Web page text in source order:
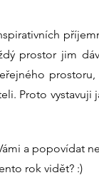
prostor jim
Proto vystavuji
a popovídat
rok vidět? :)